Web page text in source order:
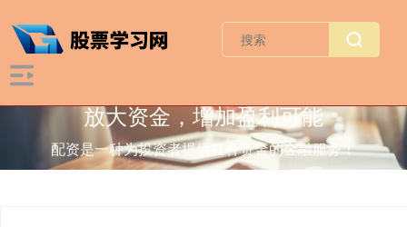
放大资金，增加盈利可能
配资是一种为投资者提供杠杆资金的金融服务！